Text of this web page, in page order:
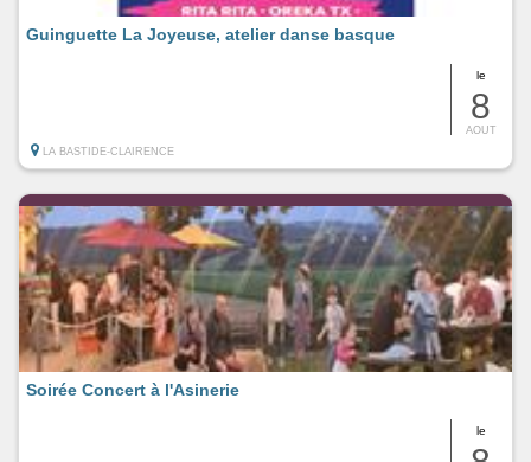
le
8
AOUT
Guinguette La Joyeuse, atelier danse basque
LA BASTIDE-CLAIRENCE
le
Soirée Concert à l'Asinerie